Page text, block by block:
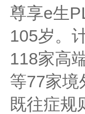
尊享e生
105岁。
118家高
等77家境
既往症